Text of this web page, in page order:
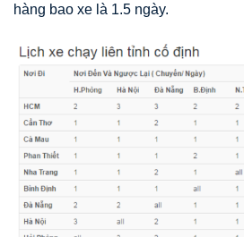
hàng bao xe là 1.5 ngày.